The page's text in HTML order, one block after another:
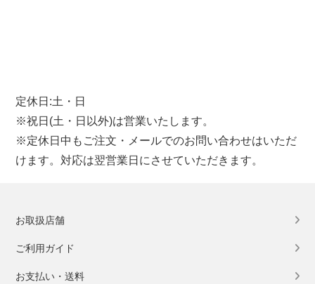
定休日:土・日
※祝日(土・日以外)は営業いたします。
※定休日中もご注文・メールでのお問い合わせはいただ
けます。対応は翌営業日にさせていただきます。
お取扱店舗
ご利用ガイド
お支払い・送料